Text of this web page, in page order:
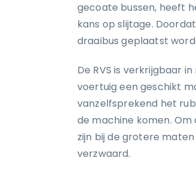
gecoate bussen, heeft
kans op slijtage.
draaibus geplaatst
De RVS is verkrijgbaar
voertuig een geschikt
vanzelfsprekend het
de machine komen.
zijn bij de grotere
verzwaard.